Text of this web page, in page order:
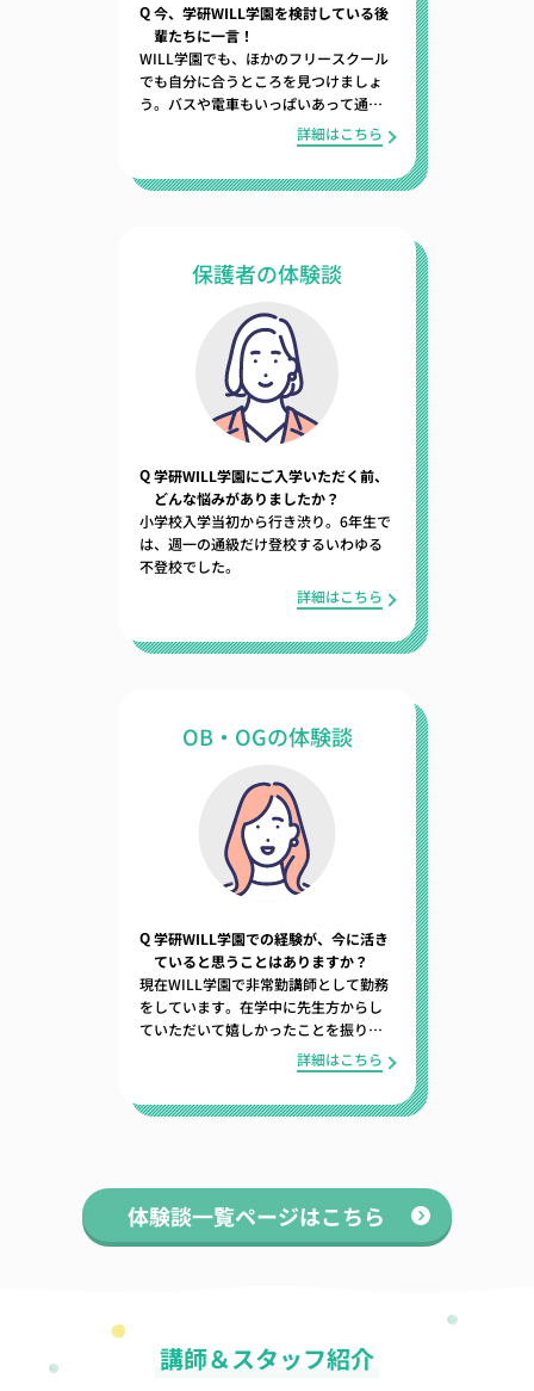
Q今、学研WILL学園を検討している後
輩たちに一言！
WILL学園でも、ほかのフリースクール
でも自分に合うところを見つけましょ
う。バスや電車もいっぱいあって通い
やすいし、近くに食べ物屋さんも多い
し、楽しい時間と勉強の時間のバラン
詳細はこちら
保護者の体験談
Q学研WILL学園にご入学いただく前、
どんな悩みがありましたか？
小学校入学当初から行き渋り。6年生で
は、週一の通級だけ登校するいわゆる
不登校でした。
詳細はこちら
OB・OGの体験談
Q学研WILL学園での経験が、今に活き
ていると思うことはありますか？
現在WILL学園で非常勤講師として勤務
をしています。在学中に先生方からし
ていただいて嬉しかったことを振り返
り、それを意識しながら生徒一人ひと
りに寄り添った対応を心がけているこ
詳細はこちら
体験談一覧ページはこちら
講師＆スタッフ紹介